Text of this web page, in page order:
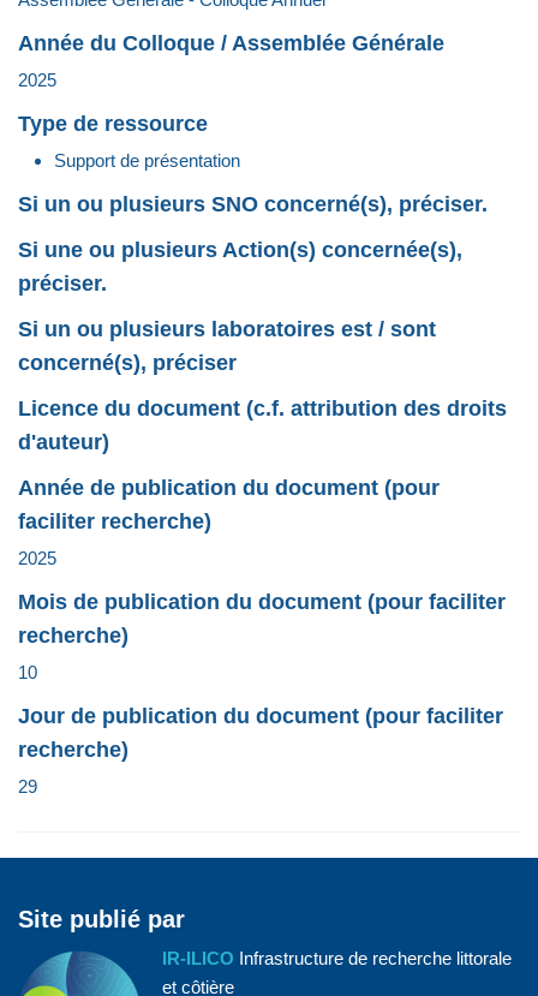
Année du Colloque / Assemblée Générale
2025
Type de ressource
Support de présentation
Si un ou plusieurs SNO concerné(s), préciser.
Si une ou plusieurs Action(s) concernée(s),
préciser.
Si un ou plusieurs laboratoires est / sont
concerné(s), préciser
Licence du document (c.f. attribution des droits
d'auteur)
Année de publication du document (pour
faciliter recherche)
2025
Mois de publication du document (pour faciliter
recherche)
10
Jour de publication du document (pour faciliter
recherche)
29
Site publié par
IR-ILICO Infrastructure de recherche littorale
et côtière